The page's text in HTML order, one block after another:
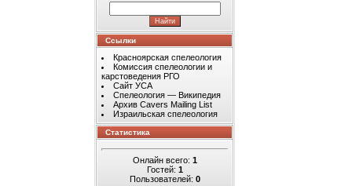
Ссылки
Красноярская спелеология
Комиссия спелеологии и
карстоведения РГО
Сайт УСА
Спелеология — Википедия
Архив Cavers Mailing List
Израильская спелеология
Статистика
Онлайн всего: 1
Гостей: 1
Пользователей: 0